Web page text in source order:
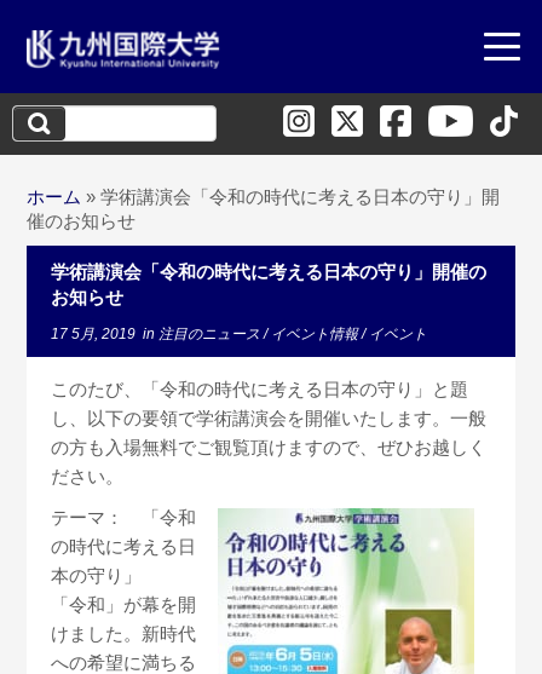
検
索:
ホーム » 学術講演会「令和の時代に考える日本の守り」開
催のお知らせ
学術講演会「令和の時代に考える日本の守り」開催の
お知らせ
17 5月, 2019 in 注目のニュース/ イベント情報/ イベント
このたび、「令和の時代に考える日本の守り」と題
し、以下の要領で学術講演会を開催いたします。一般
の方も入場無料でご観覧頂けますので、ぜひお越しく
ださい。
テーマ： 「令和
の時代に考える日
本の守り」
「令和」が幕を開
けました。新時代
への希望に満ちる